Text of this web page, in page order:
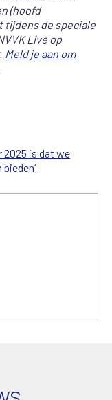
(hoofd
tijdens de speciale
Live op
Meld je aan om
2025 is dat we